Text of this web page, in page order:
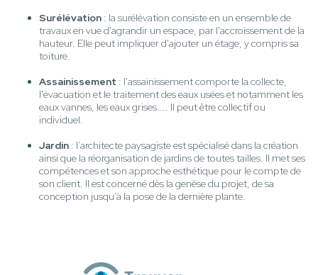
Surélévation : la surélévation consiste en un ensemble de
travaux en vue d'agrandir un espace, par l'accroissement de la
hauteur. Elle peut impliquer d'ajouter un étage, y compris sa
toiture.
Assainissement : l'assainissement comporte la collecte,
l'évacuation et le traitement des eaux usées et notamment les
eaux vannes, les eaux grises.... Il peut être collectif ou
individuel.
Jardin : l’architecte paysagiste est spécialisé dans la création
ainsi que la réorganisation de jardins de toutes tailles. Il met ses
compétences et son approche esthétique pour le compte de
son client. Il est concerné dès la genèse du projet, de sa
conception jusqu’à la pose de la dernière plante.